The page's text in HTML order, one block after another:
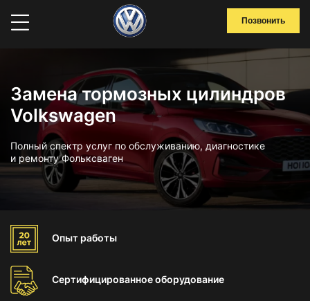
Позвонить
Замена тормозных цилиндров
Volkswagen
Полный спектр услуг по обслуживанию, диагностике
и ремонту Фольксваген
Опыт работы
Сертифицированноеоборудование